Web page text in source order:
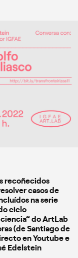
recoñecidos
casos de
na serie
ciclo
do ArtLab
(de Santiago de
en Youtube e
Edelstein